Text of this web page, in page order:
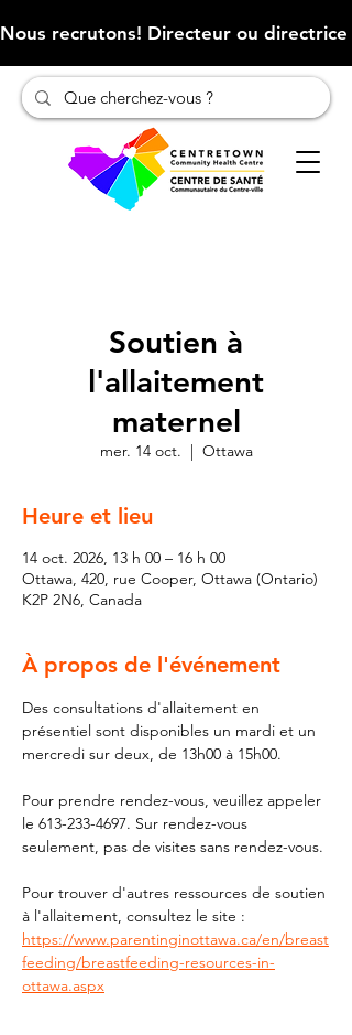
Nous recrutons! Directeur ou
Soutien à
l'allaitement
maternel
mer. 14 oct.
  |
Ottawa
Heure et lieu
14 oct. 2026, 13 h 00 – 16 h 00
Ottawa, 420, rue Cooper, Ottawa (Ontario)
K2P 2N6, Canada
À propos de l'événement
Des consultations d'allaitement en
présentiel sont disponibles un mardi et un
mercredi sur deux, de 13h00 à 15h00.
Pour prendre rendez-vous, veuillez appeler
le 613-233-4697. Sur rendez-vous
seulement, pas de visites sans rendez-vous.
Pour trouver d'autres ressources de soutien
à l'allaitement, consultez le site :
https://www.parentinginottawa.ca/en/breast
feeding/breastfeeding-resources-in-
ottawa.aspx